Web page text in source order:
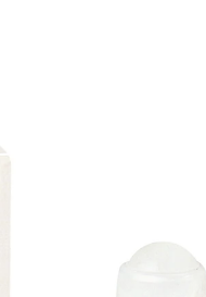
bei Ihnen